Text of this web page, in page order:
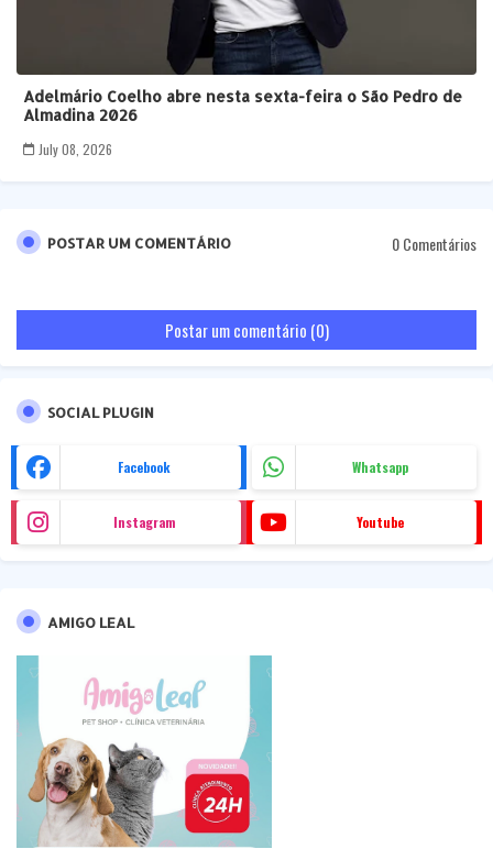
Adelmário Coelho abre nesta sexta-feira o São Pedro de
Almadina 2026
July 08, 2026
POSTAR UM COMENTÁRIO 0 Comentários
Postar um comentário (0)
SOCIAL PLUGIN
Facebook Whatsapp
Instagram Youtube
AMIGO LEAL